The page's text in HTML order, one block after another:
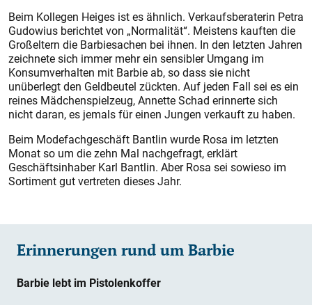
Beim Kollegen Heiges ist es ähnlich. Verkaufsberaterin Petra
Gudowius berichtet von „Normalität“. Meistens kauften die
Großeltern die Barbiesachen bei ihnen. In den letzten Jahren
zeichnete sich immer mehr ein sensibler Umgang im
Konsumverhalten mit Barbie ab, so dass sie nicht
unüberlegt den Geldbeutel zückten. Auf jeden Fall sei es ein
reines Mädchenspielzeug, Annette Schad erinnerte sich
nicht daran, es jemals für einen Jungen verkauft zu haben.
Beim Modefachgeschäft Bantlin wurde Rosa im letzten
Monat so um die zehn Mal nachgefragt, erklärt
Geschäftsinhaber Karl Bantlin. Aber Rosa sei sowieso im
Sortiment gut vertreten dieses Jahr.
Erinnerungen rund um Barbie
Barbie lebt im Pistolenkoffer